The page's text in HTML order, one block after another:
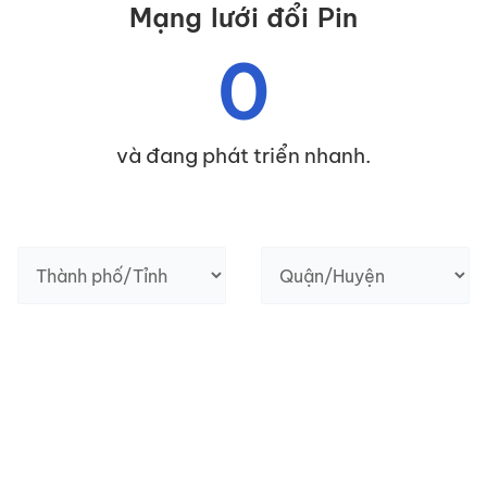
Mạng lưới đổi Pin
và đang phát triển nhanh.
0